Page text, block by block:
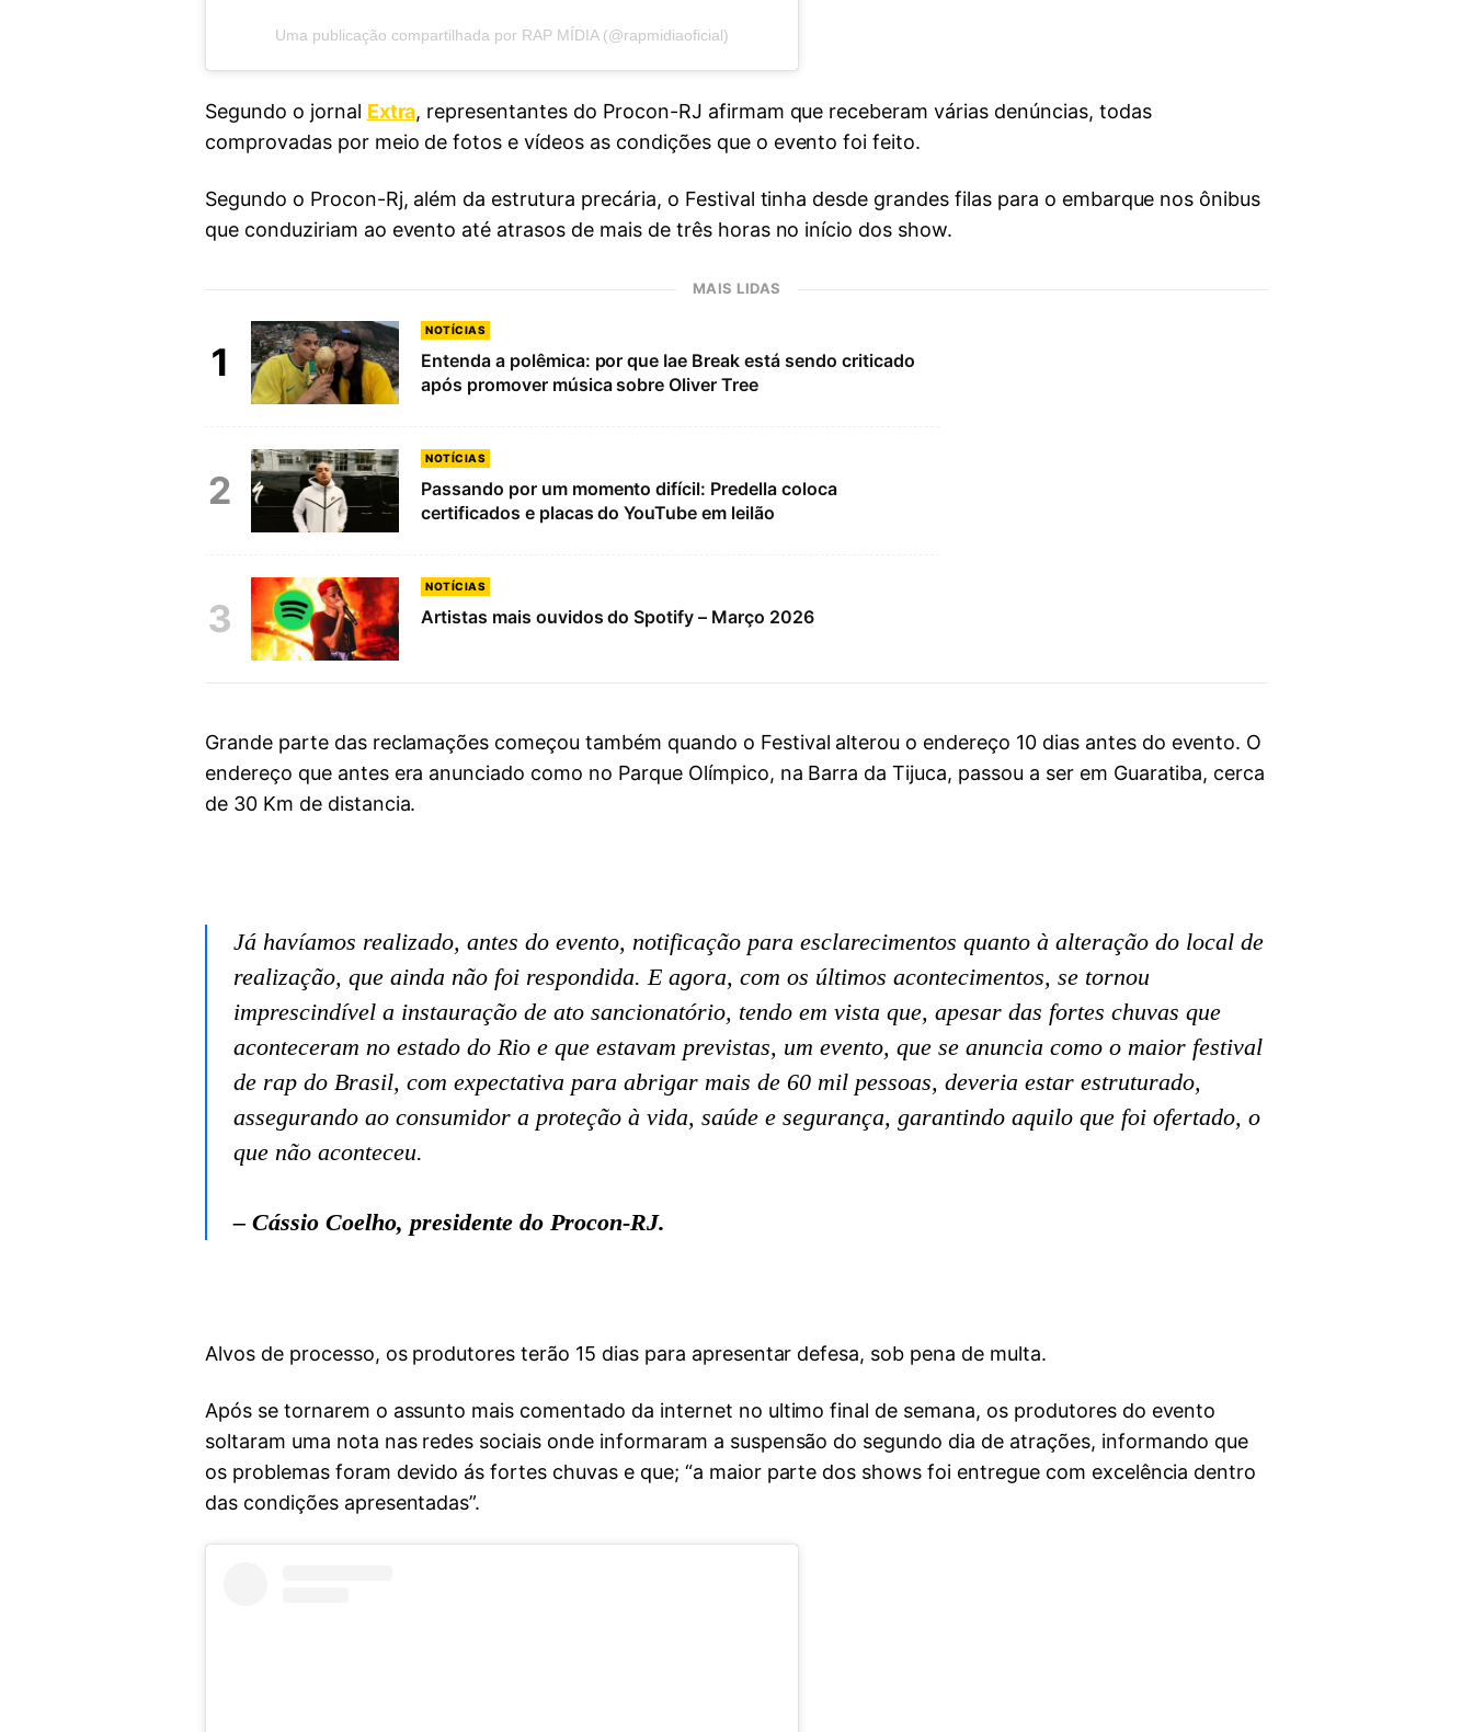
Uma publicação compartilhada por RAP MÍDIA (@rapmidiaoficial)
Segundo o jornal Extra, representantes do Procon-RJ afirmam que receberam várias denúncias, todas
comprovadas por meio de fotos e vídeos as condições que o evento foi feito.
Segundo o Procon-Rj, além da estrutura precária, o Festival tinha desde grandes filas para o embarque nos ônibus
que conduziriam ao evento até atrasos de mais de três horas no início dos show.
MAIS LIDAS
1
NOTÍCIAS
Entenda a polêmica: por que Iae Break está sendo criticado
após promover música sobre Oliver Tree
2
NOTÍCIAS
Passando por um momento difícil: Predella coloca
certificados e placas do YouTube em leilão
3
NOTÍCIAS
Artistas mais ouvidos do Spotify – Março 2026
Grande parte das reclamações começou também quando o Festival alterou o endereço 10 dias antes do evento. O
endereço que antes era anunciado como no Parque Olímpico, na Barra da Tijuca, passou a ser em Guaratiba, cerca
de 30 Km de distancia.
Já havíamos realizado, antes do evento, notificação para esclarecimentos quanto à alteração do local de
realização, que ainda não foi respondida. E agora, com os últimos acontecimentos, se tornou
imprescindível a instauração de ato sancionatório, tendo em vista que, apesar das fortes chuvas que
aconteceram no estado do Rio e que estavam previstas, um evento, que se anuncia como o maior festival
de rap do Brasil, com expectativa para abrigar mais de 60 mil pessoas, deveria estar estruturado,
assegurando ao consumidor a proteção à vida, saúde e segurança, garantindo aquilo que foi ofertado, o
que não aconteceu.
– Cássio Coelho, presidente do Procon-RJ.
Alvos de processo, os produtores terão 15 dias para apresentar defesa, sob pena de multa.
Após se tornarem o assunto mais comentado da internet no ultimo final de semana, os produtores do evento
soltaram uma nota nas redes sociais onde informaram a suspensão do segundo dia de atrações, informando que
os problemas foram devido ás fortes chuvas e que; “a maior parte dos shows foi entregue com excelência dentro
das condições apresentadas”.